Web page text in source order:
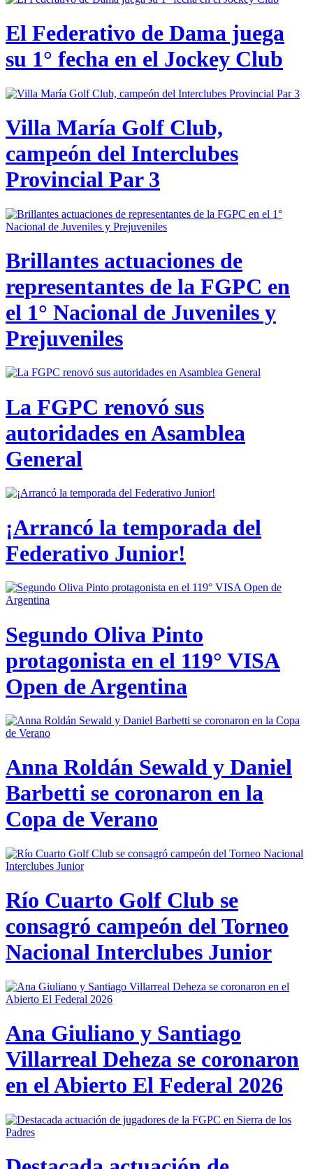
El Federativo de Dama juega
su 1° fecha en el Jockey Club
Villa María Golf Club,
campeón del Interclubes
Provincial Par 3
Brillantes actuaciones de
representantes de la FGPC en
el 1° Nacional de Juveniles y
Prejuveniles
La FGPC renovó sus
autoridades en Asamblea
General
¡Arrancó la temporada del
Federativo Junior!
Segundo Oliva Pinto
protagonista en el 119° VISA
Open de Argentina
Anna Roldán Sewald y Daniel
Barbetti se coronaron en la
Copa de Verano
Río Cuarto Golf Club se
consagró campeón del Torneo
Nacional Interclubes Junior
Ana Giuliano y Santiago
Villarreal Deheza se coronaron
en el Abierto El Federal 2026